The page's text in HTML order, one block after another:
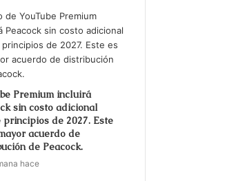
Premium incluirá
sin costo adicional
principios de 2027. Este
acuerdo de
de Peacock.
hace